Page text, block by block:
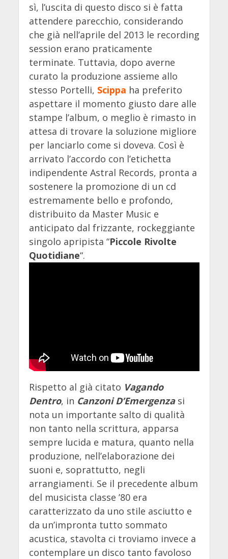
sì, l’uscita di questo disco si è fatta
attendere parecchio, considerando
che già nell’aprile del 2013 le recording
session erano praticamente
terminate. Tuttavia, dopo averne
curato la produzione assieme allo
stesso Portelli, Scippa ha preferito
aspettare il momento giusto dare alle
stampe l’album, o meglio è rimasto in
attesa di trovare la soluzione migliore
per lanciarlo come si doveva. Così è
arrivato l’accordo con l’etichetta
indipendente Astral Records, pronta a
sostenere la promozione di un cd
estremamente bello e profondo,
distribuito da Master Music e
anticipato dal frizzante, rockeggiante
singolo apripista “Piccole Rivolte
Quotidiane“.
Rispetto al già citato Vagando
Dentro, in Canzoni D’Emergenzasi
nota un importante salto di qualità
non tanto nella scrittura, apparsa
sempre lucida e matura, quanto nella
produzione, nell’elaborazione dei
suoni e, soprattutto, negli
arrangiamenti. Se il precedente album
del musicista classe ’80 era
caratterizzato da uno stile asciutto e
da un’impronta tutto sommato
acustica, stavolta ci troviamo invece a
contemplare un disco tanto favoloso